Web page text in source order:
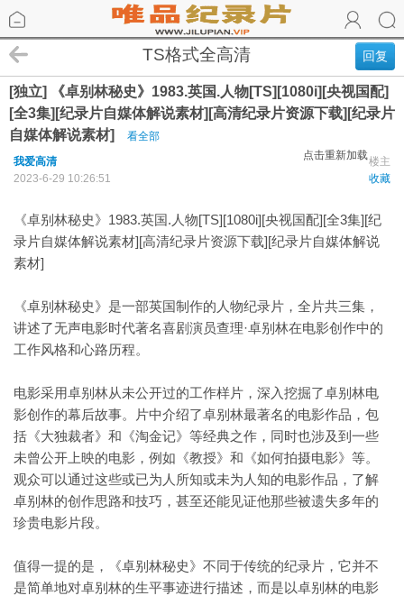
回复
TS格式全高清
[独立] 《卓别林秘史》1983.英国.人物[TS][1080i][央视国配]
[全3集][纪录片自媒体解说素材][高清纪录片资源下载][纪录片
自媒体解说素材]
看全部
点击重新加载楼主
我爱高清
收藏
2023-6-29 10:26:51
《卓别林秘史》1983.英国.人物[TS][1080i][央视国配][全3集][纪
录片自媒体解说素材][高清纪录片资源下载][纪录片自媒体解说
素材]
《卓别林秘史》是一部英国制作的人物纪录片，全片共三集，
讲述了无声电影时代著名喜剧演员查理·卓别林在电影创作中的
工作风格和心路历程。
电影采用卓别林从未公开过的工作样片，深入挖掘了卓别林电
影创作的幕后故事。片中介绍了卓别林最著名的电影作品，包
括《大独裁者》和《淘金记》等经典之作，同时也涉及到一些
未曾公开上映的电影，例如《教授》和《如何拍摄电影》等。
观众可以通过这些或已为人所知或未为人知的电影作品，了解
卓别林的创作思路和技巧，甚至还能见证他那些被遗失多年的
珍贵电影片段。
值得一提的是，《卓别林秘史》不同于传统的纪录片，它并不
是简单地对卓别林的生平事迹进行描述，而是以卓别林的电影